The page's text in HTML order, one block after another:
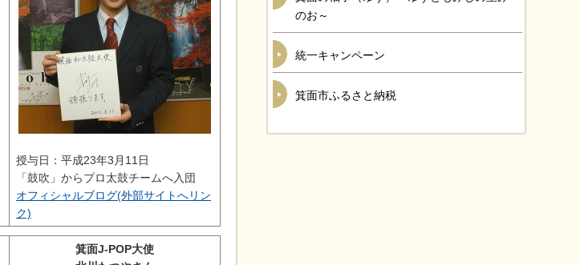
授与日：平成23年3月11日
「鼓吹」からプロ太鼓チームへ入団
オフィシャルブログ(外部サイトへリン
ク)
箕面J-POP大使
のお～
統一キャンペーン
箕面市ふるさと納税